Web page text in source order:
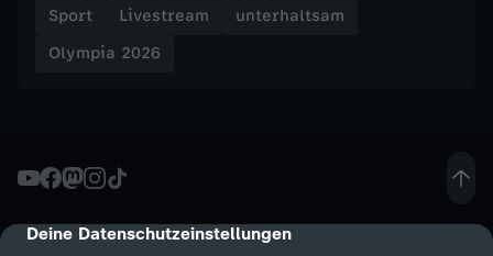
cmp-dialog-description
Deine Datenschutzeinstellungen
s
h
c
k
Sport Livestream
unterhaltsam
Olympia 2026